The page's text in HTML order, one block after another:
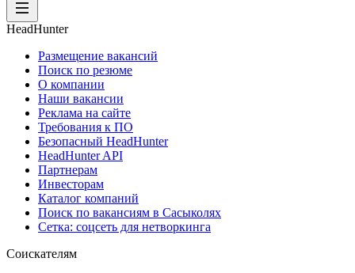
HeadHunter
Размещение вакансий
Поиск по резюме
О компании
Наши вакансии
Реклама на сайте
Требования к ПО
Безопасный HeadHunter
HeadHunter API
Партнерам
Инвесторам
Каталог компаний
Поиск по вакансиям в Сасыколях
Сетка: соцсеть для нетворкинга
Соискателям